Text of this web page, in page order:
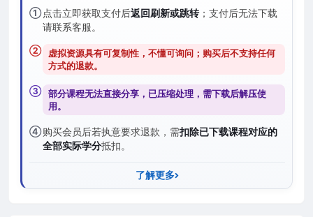
① 点击立即获取支付后返回刷新或跳转；支付后无法下载
请联系客服。
② 虚拟资源具有可复制性，不懂可询问；购买后不支持任何
方式的退款。
③ 部分课程无法直接分享，已压缩处理，需下载后解压使
用。
④购买会员后若执意要求退款，需扣除已下载课程对应的
全部实际学分抵扣。
了解更多